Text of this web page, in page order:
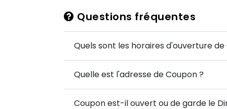
Questions fréquentes
Quels sont les horaires d'ouverture de
Quelle est l'adresse de Coupon ?
Coupon est-il ouvert ou de garde le